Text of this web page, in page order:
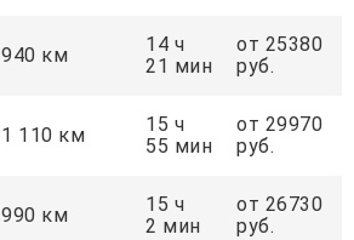
940 км
14 ч
21 мин
от 25380
руб.
1 110 км
15 ч
55 мин
от 29970
руб.
990 км
15 ч
2 мин
от 26730
руб.